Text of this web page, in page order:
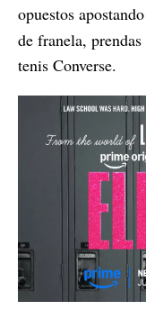
opuestos
de franela, prendas
tenis Converse.